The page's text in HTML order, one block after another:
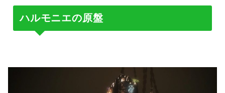
ハルモニエの原盤